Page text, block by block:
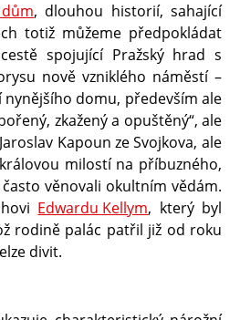
dům, dlouhou historií, sahající
totiž můžeme předpokládat
spojující Pražský hrad s
nově vzniklého náměstí –
nynějšího domu, především ale
zkažený a opuštěný“, ale
Kapoun ze Svojkova, ale
milostí na příbuzného,
věnovali okultním vědám.
Edwardu Kellym, který byl
rodině palác patřil již od roku
divit.